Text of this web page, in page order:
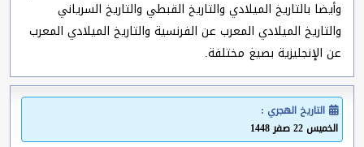
وأيضا بالتاريخ الميلادي والتاريخ القبطي والتاريخ السرياني
والتاريخ الميلادي المعرب عن الفرنسية والتاريخ الميلادي المعرب
عن الإنجليزية بصيغ مختلفة.
التاريخ الهجري :
الخميس 22 صفر 1448